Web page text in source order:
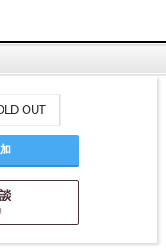
OUT